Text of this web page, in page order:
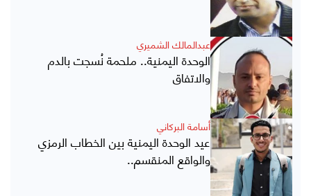
عبدالمالك الشميري
الوحدة اليمنية.. ملحمة نُسجت بالدم
والاتفاق
أسامة البركاني
عيد الوحدة اليمنية بين الخطاب الرمزي
والواقع المنقسم..